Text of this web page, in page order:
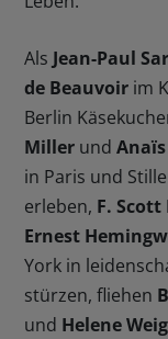
Als Jean-Paul
de Beauvoir im
Berlin
Miller und
in Paris und
erleben, F.
Ernest
York in
stürzen, fliehen
und Helene